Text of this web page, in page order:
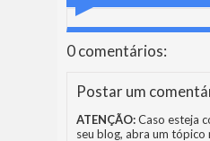
0 comentários:
Postar um
ATENÇÃO:Caso esteja
seu blog, abra um tópico